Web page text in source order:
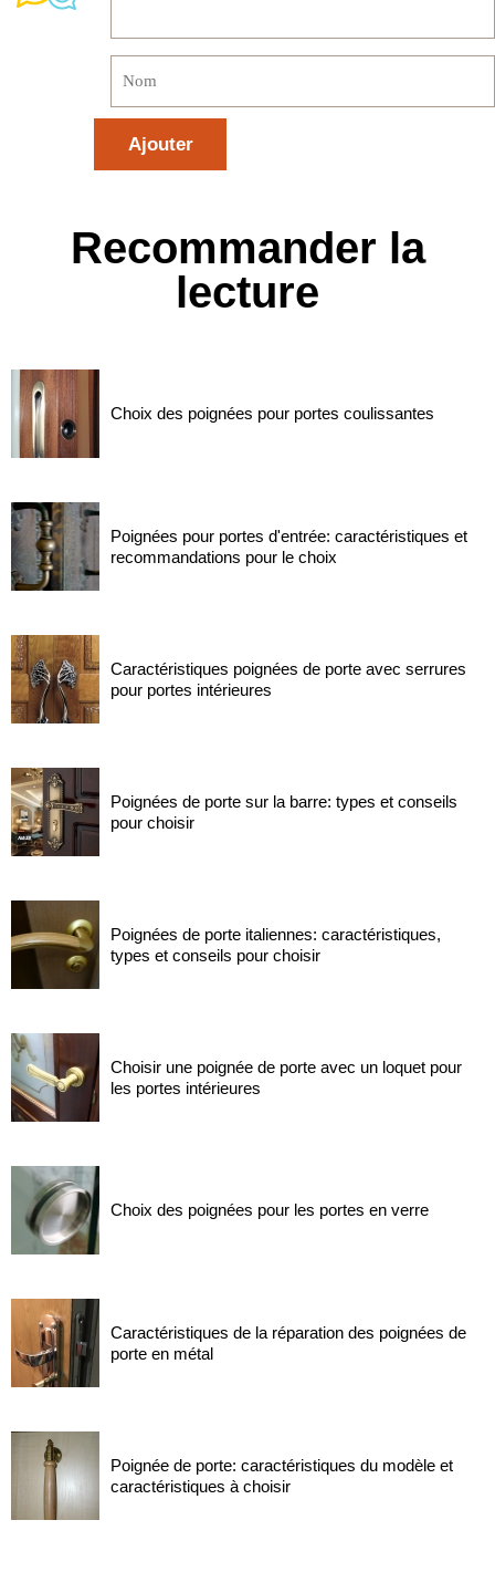
Recommander la
lecture
Choix des poignées pour portes coulissantes
Poignées pour portes d'entrée: caractéristiques et
recommandations pour le choix
Caractéristiques poignées de porte avec serrures
pour portes intérieures
Poignées de porte sur la barre: types et conseils
pour choisir
Poignées de porte italiennes: caractéristiques,
types et conseils pour choisir
Choisir une poignée de porte avec un loquet pour
les portes intérieures
Choix des poignées pour les portes en verre
Caractéristiques de la réparation des poignées de
porte en métal
Poignée de porte: caractéristiques du modèle et
caractéristiques à choisir